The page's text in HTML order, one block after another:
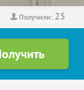
Получили: 25